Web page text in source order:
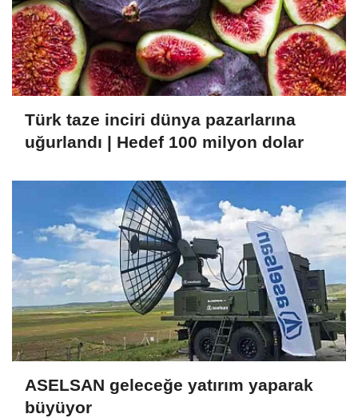
Türk taze inciri dünya pazarlarına
uğurlandı | Hedef 100 milyon dolar
ASELSAN geleceğe yatırım yaparak
büyüyor